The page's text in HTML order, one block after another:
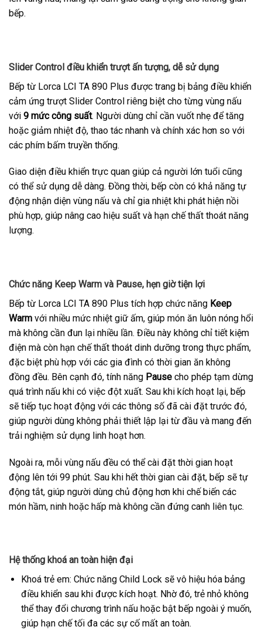
bếp.
Slider Control điều khiển trượt ấn tượng, dễ sử dụng
Bếp từ Lorca LCI TA 890 Plus được trang bị bảng điều khiển
cảm ứng trượt Slider Control riêng biệt cho từng vùng nấu
với 9 mức công suất. Người dùng chỉ cần vuốt nhẹ để tăng
hoặc giảm nhiệt độ, thao tác nhanh và chính xác hơn so với
các phím bấm truyền thống.
Giao diện điều khiển trực quan giúp cả người lớn tuổi cũng
có thể sử dụng dễ dàng. Đồng thời, bếp còn có khả năng tự
động nhận diện vùng nấu và chỉ gia nhiệt khi phát hiện nồi
phù hợp, giúp nâng cao hiệu suất và hạn chế thất thoát năng
lượng.
Chức năng Keep Warm và Pause, hẹn giờ tiện lợi
Bếp từ Lorca LCI TA 890 Plus tích hợp chức năng Keep
Warm với nhiều mức nhiệt giữ ấm, giúp món ăn luôn nóng hổi
mà không cần đun lại nhiều lần. Điều này không chỉ tiết kiệm
điện mà còn hạn chế thất thoát dinh dưỡng trong thực phẩm,
đặc biệt phù hợp với các gia đình có thời gian ăn không
đồng đều. Bên cạnh đó, tính năng Pause cho phép tạm dừng
quá trình nấu khi có việc đột xuất. Sau khi kích hoạt lại, bếp
sẽ tiếp tục hoạt động với các thông số đã cài đặt trước đó,
giúp người dùng không phải thiết lập lại từ đầu và mang đến
trải nghiệm sử dụng linh hoạt hơn.
Ngoài ra, mỗi vùng nấu đều có thể cài đặt thời gian hoạt
động lên tới 99 phút. Sau khi hết thời gian cài đặt, bếp sẽ tự
động tắt, giúp người dùng chủ động hơn khi chế biến các
món hầm, ninh hoặc hấp mà không cần đứng canh liên tục.
Hệ thống khoá an toàn hiện đại
Khoá trẻ em: Chức năng Child Lock sẽ vô hiệu hóa bảng
điều khiển sau khi được kích hoạt. Nhờ đó, trẻ nhỏ không
thể thay đổi chương trình nấu hoặc bật bếp ngoài ý muốn,
giúp hạn chế tối đa các sự cố mất an toàn.